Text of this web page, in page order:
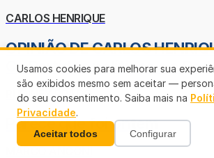
CARLOS HENRIQUE
OPINIÃO DE CARLOS
Os Partidos políticos e o
RUDINEY PRADO
Parece que foi ontem
Usamos cookies para melhorar sua
são exibidos mesmo sem aceitar —
do seu consentimento. Saiba mais na
Privacidade.
Aceitar todos Configurar